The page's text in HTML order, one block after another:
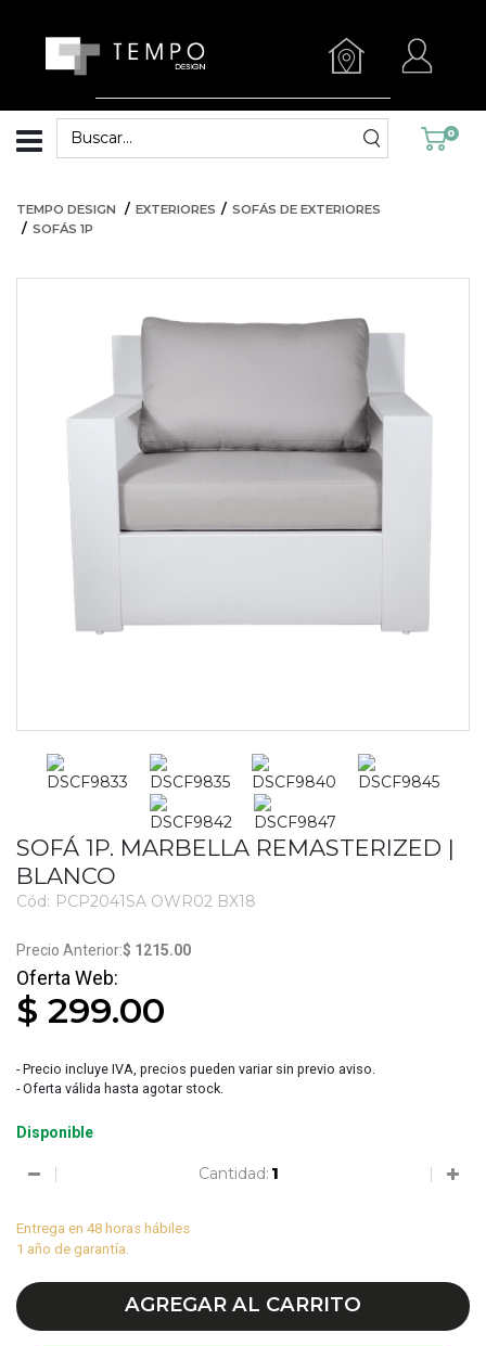
0
TEMPO DESIGN EXTERIORES
SOFÁS DE EXTERIORES
SOFÁS 1P
SOFÁ 1P. MARBELLA REMASTERIZED |
BLANCO
Cód: PCP2041SA OWR02 BX18
$ 1215.00
$ 299.00
- Precio incluye IVA, precios pueden variar sin previo aviso.
- Oferta válida hasta agotar stock.
Disponible
Cantidad:
Entrega en 48 horas hábiles
1 año de garantía.
AGREGAR AL CARRITO